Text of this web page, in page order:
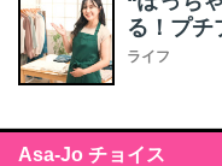
る！プチ
ライフ
Asa-Jo チョイス